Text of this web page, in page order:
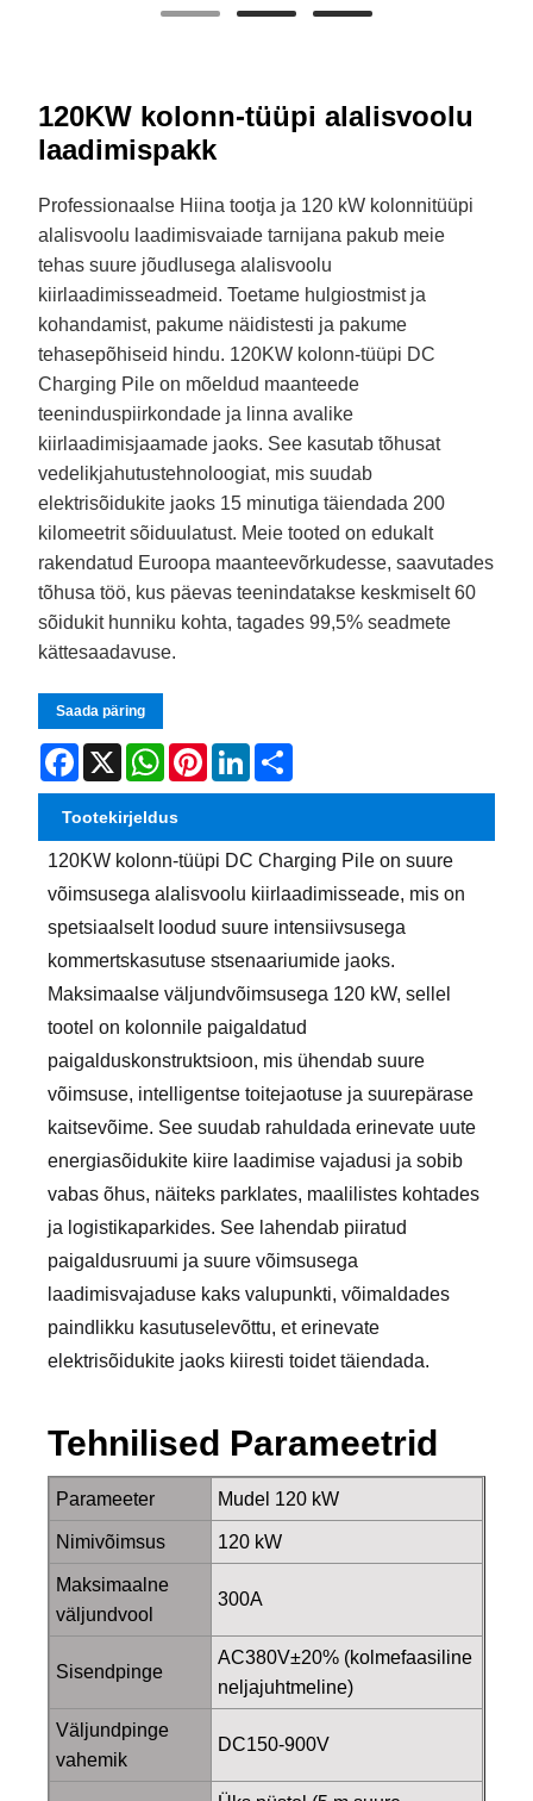
120KW kolonn-tüüpi alalisvoolu
laadimispakk
Professionaalse Hiina tootja ja 120 kW kolonnitüüpi
alalisvoolu laadimisvaiade tarnijana pakub meie
tehas suure jõudlusega alalisvoolu
kiirlaadimisseadmeid. Toetame hulgiostmist ja
kohandamist, pakume näidistesti ja pakume
tehasepõhiseid hindu. 120KW kolonn-tüüpi DC
Charging Pile on mõeldud maanteede
teeninduspiirkondade ja linna avalike
kiirlaadimisjaamade jaoks. See kasutab tõhusat
vedelikjahutustehnoloogiat, mis suudab
elektrisõidukite jaoks 15 minutiga täiendada 200
kilomeetrit sõiduulatust. Meie tooted on edukalt
rakendatud Euroopa maanteevõrkudesse, saavutades
tõhusa töö, kus päevas teenindatakse keskmiselt 60
sõidukit hunniku kohta, tagades 99,5% seadmete
kättesaadavuse.
Saada päring
Facebook
X WhatsAppPinterestLinkedIn
Tootekirjeldus
120KW kolonn-tüüpi DC Charging Pile on suure
võimsusega alalisvoolu kiirlaadimisseade, mis on
spetsiaalselt loodud suure intensiivsusega
kommertskasutuse stsenaariumide jaoks.
Maksimaalse väljundvõimsusega 120 kW, sellel
tootel on kolonnile paigaldatud
paigalduskonstruktsioon, mis ühendab suure
võimsuse, intelligentse toitejaotuse ja suurepärase
kaitsevõime. See suudab rahuldada erinevate uute
energiasõidukite kiire laadimise vajadusi ja sobib
vabas õhus, näiteks parklates, maalilistes kohtades
ja logistikaparkides. See lahendab piiratud
paigaldusruumi ja suure võimsusega
laadimisvajaduse kaks valupunkti, võimaldades
paindlikku kasutuselevõttu, et erinevate
elektrisõidukite jaoks kiiresti toidet täiendada.
Tehnilised Parameetrid
Parameeter Mudel 120 kW
Nimivõimsus 120 kW
Maksimaalne
väljundvool
300A
Sisendpinge
AC380V±20% (kolmefaasiline
neljajuhtmeline)
Väljundpinge
vahemik
DC150-900V